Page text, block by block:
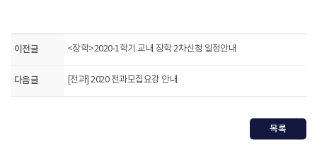
이전글 <장학>2020-1학기 교내 장학 2차신청 일정안내
다음글 [전과] 2020 전과모집요강 안내
목록